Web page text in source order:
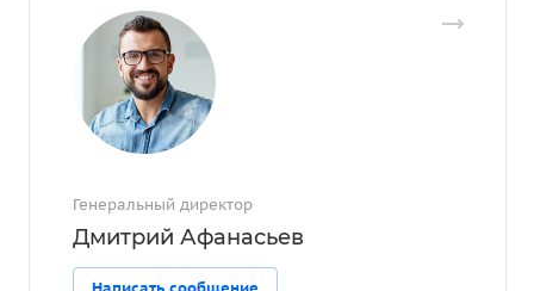
Генеральный директор
Дмитрий Афанасьев